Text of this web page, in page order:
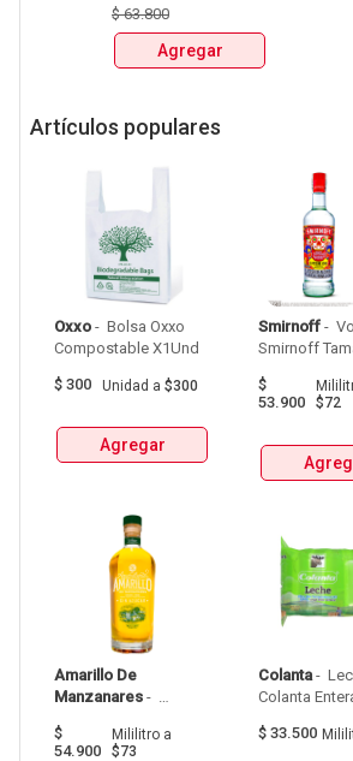
DETODITO 165GR o
150GR
$63.800
Agregar
Artículos populares
Oxxo - Bolsa Oxxo
$ 300 Unidad a $300
Agregar
Amarillo De
Manzanares -
De Manzanares
$
54.900
Mililitroa
$73
Smirnoff -
Smirnoff
$
53.900
$72
Colanta -
Colanta
$ 33.500